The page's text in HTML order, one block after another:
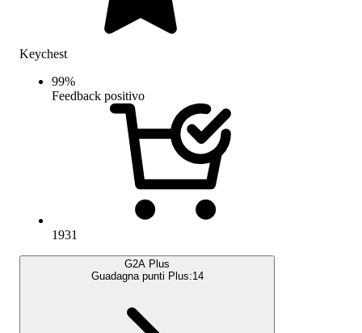
Keychest
99%
Feedback positivo
1931
G2A Plus
Guadagna punti Plus:14